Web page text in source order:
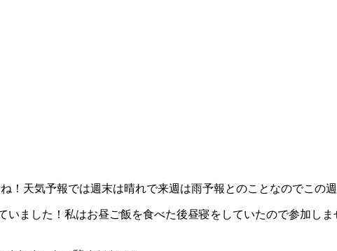
！天気予報では週末は晴れで来週は雨予報とのことなのでこの
ました！私はお昼ご飯を食べた後昼寝をしていたので参加し